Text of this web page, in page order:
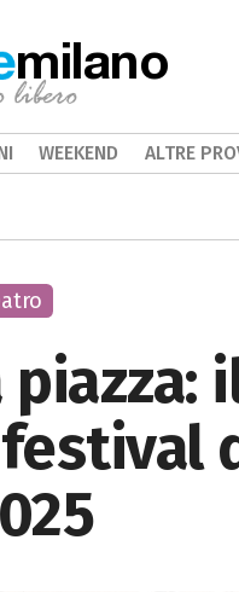
milano
WEEKEND ALTRE